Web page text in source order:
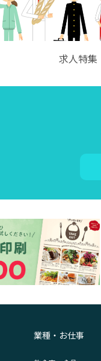
求人特集
業種・お仕事